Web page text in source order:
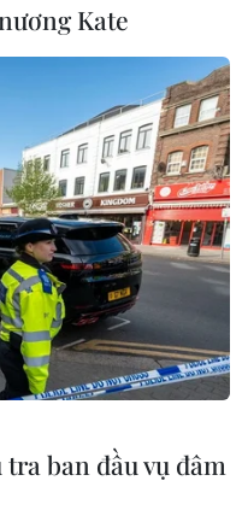
trang hoàng chào mừng
niệm 47 năm Ngày Giải
nước 30/4. (Ảnh: Minh
Kate
ban đầu vụ đâm